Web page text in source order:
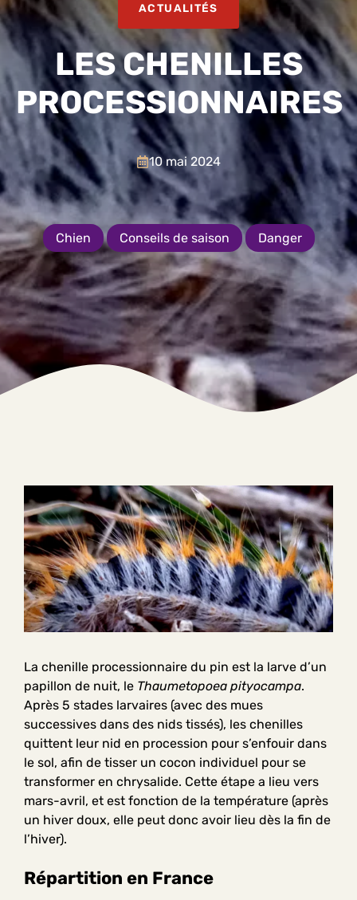
ACTUALITÉS
LES CHENILLES
PROCESSIONNAIRES
10 mai 2024
Chien Conseils de saison Danger
La chenille processionnaire du pin est la larve d’un
papillon de nuit, le Thaumetopoea pityocampa.
Après 5 stades larvaires (avec des mues
successives dans des nids tissés), les chenilles
quittent leur nid en procession pour s’enfouir dans
le sol, afin de tisser un cocon individuel pour se
transformer en chrysalide. Cette étape a lieu vers
mars-avril, et est fonction de la température (après
un hiver doux, elle peut donc avoir lieu dès la fin de
l’hiver).
Répartition en France